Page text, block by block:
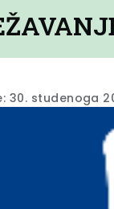
30. studenoga